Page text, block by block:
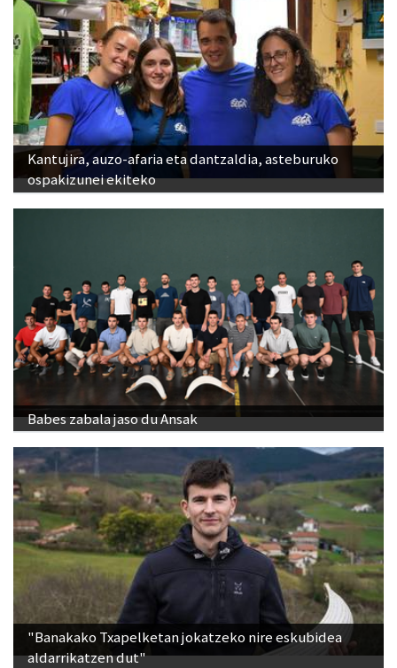
Kantujira, auzo-afaria eta dantzaldia, asteburuko
ospakizunei ekiteko
Babes zabala jaso du Ansak
"Banakako Txapelketan jokatzeko nire eskubidea
aldarrikatzen dut"